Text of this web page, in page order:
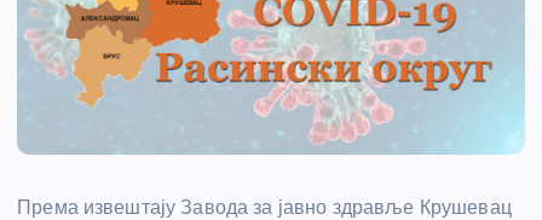
Према извештају Завода за јавно здравље Крушевац